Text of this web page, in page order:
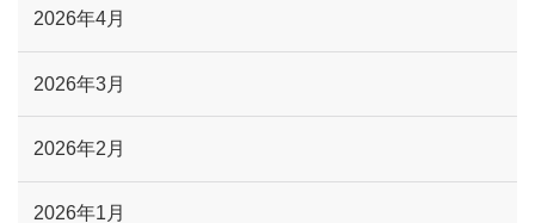
2026年4月
2026年3月
2026年2月
2026年1月